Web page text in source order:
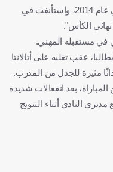
وتابع البيان "تنتهي فترة التعاون التي بدأت في عام 2014، واستأنفت في
في مستقبله المهني.
عقب تغلبه على أتالانتا
بعد انفعالات شديدة
النادي أثناء التتويج